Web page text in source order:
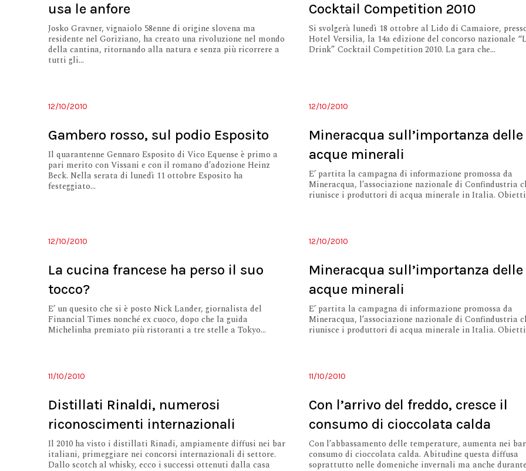
usa le anfore
Josko Gravner, vignaiolo 58enne di origine slovena ma
residente nel Goriziano, ha creato una rivoluzione nel mondo
della cantina, ritornando alla natura e senza più ricorrere a
tutti gli...
Cocktail Competition 2010
Si svolgerà lunedì 18 ottobre al Lido di Camaiore,
Hotel Versilia, la 14a edizione del concorso nazionale
Drink” Cocktail Competition 2010. La gara che...
12/10/2010
Gambero rosso, sul podio Esposito
Il quarantenne Gennaro Esposito di Vico Equense è primo a
pari merito con Vissani e con il romano d’adozione Heinz
Beck. Nella serata di lunedì 11 ottobre Esposito ha
festeggiato...
12/10/2010
Mineracqua sull’importanza delle
acque minerali
E’ partita la campagna di informazione promossa da
Mineracqua, l’associazione nazionale di Confindustria
riunisce i produttori di acqua minerale in Italia.
12/10/2010
La cucina francese ha perso il suo
tocco?
E’ un quesito che si è posto Nick Lander, giornalista del
Financial Times nonché ex cuoco, dopo che la guida
Michelinha premiato più ristoranti a tre stelle a Tokyo...
12/10/2010
Mineracqua sull’importanza delle
acque minerali
E’ partita la campagna di informazione promossa da
Mineracqua, l’associazione nazionale di Confindustria
riunisce i produttori di acqua minerale in Italia.
11/10/2010
Distillati Rinaldi, numerosi
riconoscimenti internazionali
Il 2010 ha visto i distillati Rinadi, ampiamente diffusi nei bar
italiani, primeggiare nei concorsi internazionali di settore.
Dallo scotch al whisky, ecco i successi ottenuti dalla casa
11/10/2010
Con l’arrivo del freddo, cresce il
consumo di cioccolata calda
Con l’abbassamento delle temperature, aumenta nei
consumo di cioccolata calda. Abitudine questa diffusa
soprattutto nelle domeniche invernali ma anche